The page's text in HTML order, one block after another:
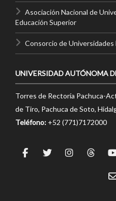
Asociación Nacional de
Educación Superior
Consorcio de Universidades
UNIVERSIDAD AUTÓNOMA
Torres de Rectoría Pachuca-
de Tiro, Pachuca de Soto,
Teléfono: +52 (771)7172000